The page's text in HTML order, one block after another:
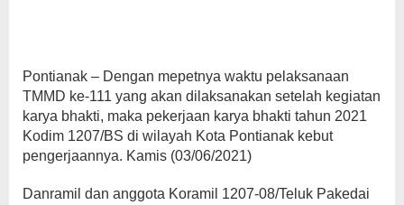
Pontianak – Dengan mepetnya waktu pelaksanaan
TMMD ke-111 yang akan dilaksanakan setelah kegiatan
karya bhakti, maka pekerjaan karya bhakti tahun 2021
Kodim 1207/BS di wilayah Kota Pontianak kebut
pengerjaannya. Kamis (03/06/2021)
Danramil dan anggota Koramil 1207-08/Teluk Pakedai